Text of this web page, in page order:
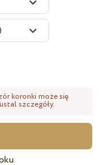
koronki może się
szczegóły.